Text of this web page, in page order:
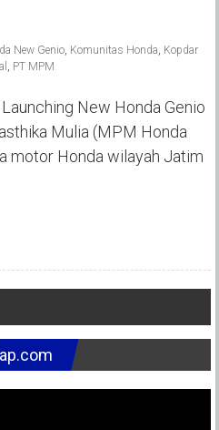
New Genio, Komunitas Honda Kopdar
PT MPM
New Honda Genio
Mulia (MPM Honda
motor Honda wilayah Jatim